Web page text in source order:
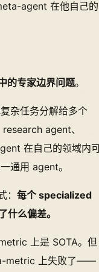
agent 在他自己的
的专家边界问题。
杂任务分解给多个
agent、
在自己的领域内
通用 agent。
每个 specialized
什么偏差。
上是 SOTA。但
metric 上失败了——